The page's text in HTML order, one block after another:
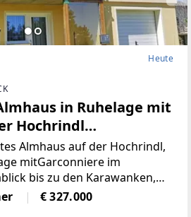
Heute
in Ruhelage mit
Hochrindl
Almhaus auf der Hochrindl,
mitGarconniere im
bis zu den Karawanken,
den ganzen Tag die Sonne,
in 1600m Seehöhegelegen,
€ 327.000